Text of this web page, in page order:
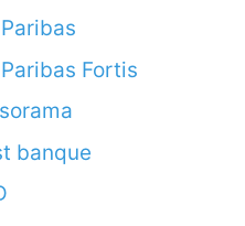
Fortis
banque